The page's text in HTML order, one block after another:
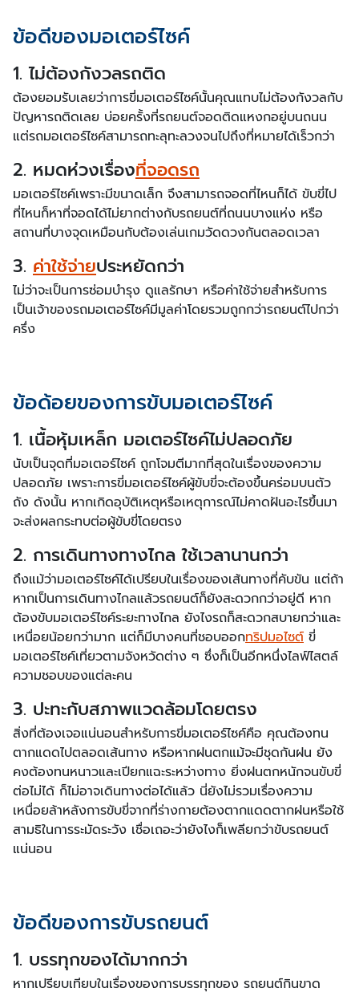
ข้อดีของมอเตอร์ไซค์
1. ไม่ต้องกังวลรถติด
ต้องยอมรับเลยว่าการขี่มอเตอร์ไซค์นั้นคุณแทบไม่ต้องกังวลกับ
ปัญหารถติดเลย บ่อยครั้งที่รถยนต์จอดติดแหงกอยู่บนถนน
แต่รถมอเตอร์ไซค์สามารถทะลุทะลวงจนไปถึงที่หมายได้เร็วกว่า
2. หมดห่วงเรื่องที่จอดรถ
มอเตอร์ไซค์เพราะมีขนาดเล็ก จึงสามารถจอดที่ไหนก็ได้ ขับขี่ไป
ที่ไหนก็หาที่จอดได้ไม่ยากต่างกับรถยนต์ที่ถนนบางแห่ง หรือ
สถานที่บางจุดเหมือนกับต้องเล่นเกมวัดดวงกันตลอดเวลา
3. ค่าใช้จ่ายประหยัดกว่า
ไม่ว่าจะเป็นการซ่อมบำรุง ดูแลรักษา หรือค่าใช้จ่ายสำหรับการ
เป็นเจ้าของรถมอเตอร์ไซค์มีมูลค่าโดยรวมถูกกว่ารถยนต์ไปกว่า
ครึ่ง
ข้อด้อยของการขับมอเตอร์ไซค์
1. เนื้อหุ้มเหล็ก มอเตอร์ไซค์ไม่ปลอดภัย
นับเป็นจุดที่มอเตอร์ไซค์ ถูกโจมตีมากที่สุดในเรื่องของความ
ปลอดภัย เพราะการขี่มอเตอร์ไซค์ผู้ขับขี่จะต้องขึ้นคร่อมบนตัว
ถัง ดังนั้น หากเกิดอุบัติเหตุหรือเหตุการณ์ไม่คาดฝันอะไรขึ้นมา
จะส่งผลกระทบต่อผู้ขับขี่โดยตรง
2. การเดินทางทางไกล ใช้เวลานานกว่า
ถึงแม้ว่ามอเตอร์ไซค์ได้เปรียบในเรื่องของเส้นทางที่คับขัน แต่ถ้า
หากเป็นการเดินทางไกลแล้วรถยนต์ก็ยังสะดวกกว่าอยู่ดี หาก
ต้องขับมอเตอร์ไซค์ระยะทางไกล ยังไงรถก็สะดวกสบายกว่าและ
เหนื่อยน้อยกว่ามาก แต่ก็มีบางคนที่ชอบออกทริปมอไซต์ ขี่
มอเตอร์ไซค์เที่ยวตามจังหวัดต่าง ๆ ซึ่งก็เป็นอีกหนึ่งไลฟ์ไสตล์
ความชอบของแต่ละคน
3. ปะทะกับสภาพแวดล้อมโดยตรง
สิ่งที่ต้องเจอแน่นอนสำหรับการขี่มอเตอร์ไซค์คือ คุณต้องทน
ตากแดดไปตลอดเส้นทาง หรือหากฝนตกแม้จะมีชุดกันฝน ยัง
คงต้องทนหนาวและเปียกแฉะระหว่างทาง ยิ่งฝนตกหนักจนขับขี่
ต่อไม่ได้ ก็ไม่อาจเดินทางต่อได้แล้ว นี่ยังไม่รวมเรื่องความ
เหนื่อยล้าหลังการขับขี่จากที่ร่างกายต้องตากแดดตากฝนหรือใช้
สามธิในการระมัดระวัง เชื่อเถอะว่ายังไงก็เพลียกว่าขับรถยนต์
แน่นอน
ข้อดีของการขับรถยนต์
1. บรรทุกของได้มากกว่า
หากเปรียบเทียบในเรื่องของการบรรทุกของ รถยนต์กินขาด